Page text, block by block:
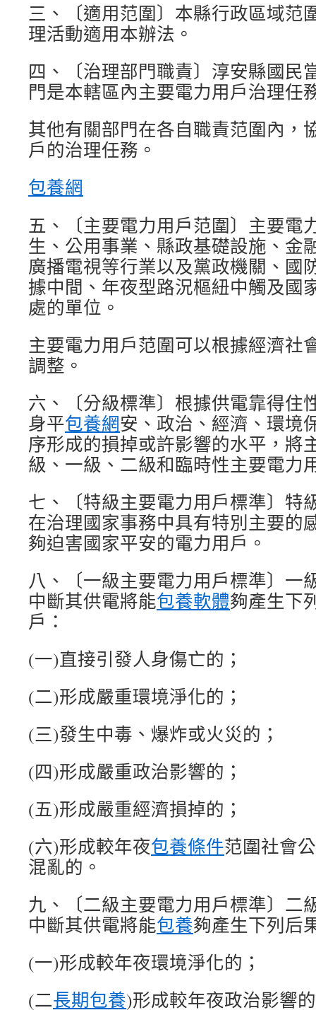
三、〔適用范圍〕本縣行政區域范
理活動適用本辦法。
四、〔治理部門職責〕淳安縣國民
門是本轄區內主要電力用戶治理任
其他有關部門在各自職責范圍內，
戶的治理任務。
包養網
五、〔主要電力用戶范圍〕主要電
生、公用事業、縣政基礎設施、金
廣播電視等行業以及黨政機關、國
據中間、年夜型路況樞紐中觸及國
處的單位。
主要電力用戶范圍可以根據經濟社
調整。
六、〔分級標準〕根據供電靠得住
身平包養網安、政治、經濟、環境
序形成的損掉或許影響的水平，將
級、一級、二級和臨時性主要電力
七、〔特級主要電力用戶標準〕特
在治理國家事務中具有特別主要的
夠迫害國家平安的電力用戶。
八、〔一級主要電力用戶標準〕一
中斷其供電將能包養軟體夠產生下
戶：
(一)直接引發人身傷亡的；
(二)形成嚴重環境淨化的；
(三)發生中毒、爆炸或火災的；
(四)形成嚴重政治影響的；
(五)形成嚴重經濟損掉的；
(六)形成較年夜包養條件范圍社會
混亂的。
九、〔二級主要電力用戶標準〕二
中斷其供電將能包養夠產生下列后
(一)形成較年夜環境淨化的；
(二長期包養)形成較年夜政治影響